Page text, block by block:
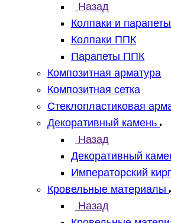
Назад
Колпаки и парапеты
Колпаки ППК
Парапеты ППК
Композитная арматура
Композитная сетка
Стеклопластиковая
Декоративный камень
Назад
Декоративный
Императорский
Кровельные материалы
Назад